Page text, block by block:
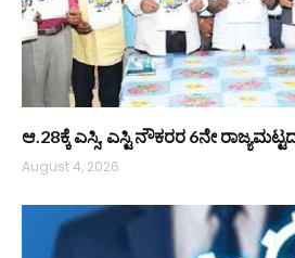
ಆ.28ಕ್ಕೆ ಎಸ್ಸಿ, ಎಸ್ಟಿ ನೌಕರರ 6ನೇ
August 4, 2026